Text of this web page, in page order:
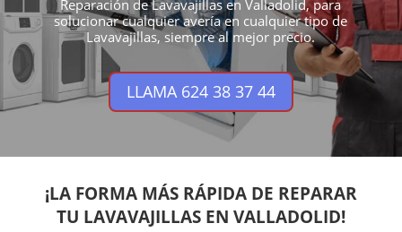
Reparación de Lavavajillas en Valladolid, para
solucionar cualquier avería en cualquier tipo de
Lavavajillas, siempre al mejor precio.
LLAMA 624 38 37 44
¡LA FORMA MÁS RÁPIDA DE REPARAR
TU LAVAVAJILLAS EN VALLADOLID!